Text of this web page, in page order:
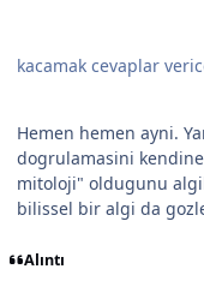
kacamak cevaplar
Hemen hemen ayni.
dogrulamasini
mitoloji" oldugunu
bilissel bir algi da
Alıntı